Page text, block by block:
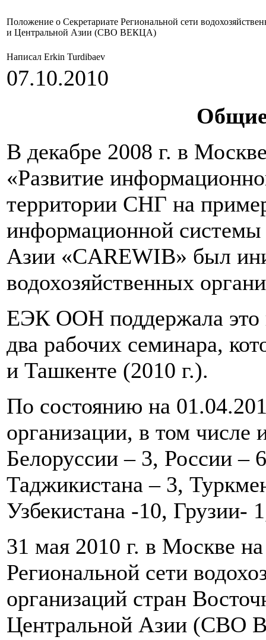
Положение о Секретариате Региональной сети
и Центральной Азии (СВО ВЕКЦА)
Написал Erkin Turdibaev
07.10.2010
В декабре 2008 г. в
«Развитие
территории СНГ на
информационной системы
Азии «CAREWIB» был
водохозяйственных
ЕЭК ООН поддержала это
два рабочих семинара,
и Ташкенте (2010 г.).
По состоянию на
организации, в том числе
Белоруссии – 3, России –
Таджикистана – 3,
Узбекистана -10, Грузии-
31 мая 2010 г. в Москве
Региональной сети
организаций стран
Центральной Азии (СВО